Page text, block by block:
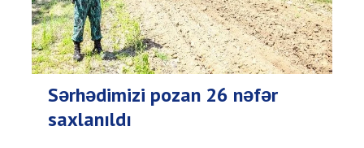
Sərhədimizi pozan 26 nəfər
saxlanıldı